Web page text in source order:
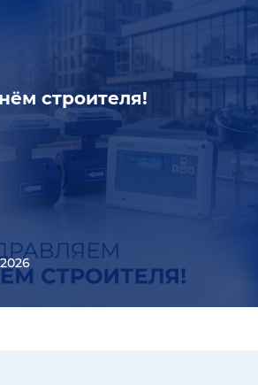
строителя!